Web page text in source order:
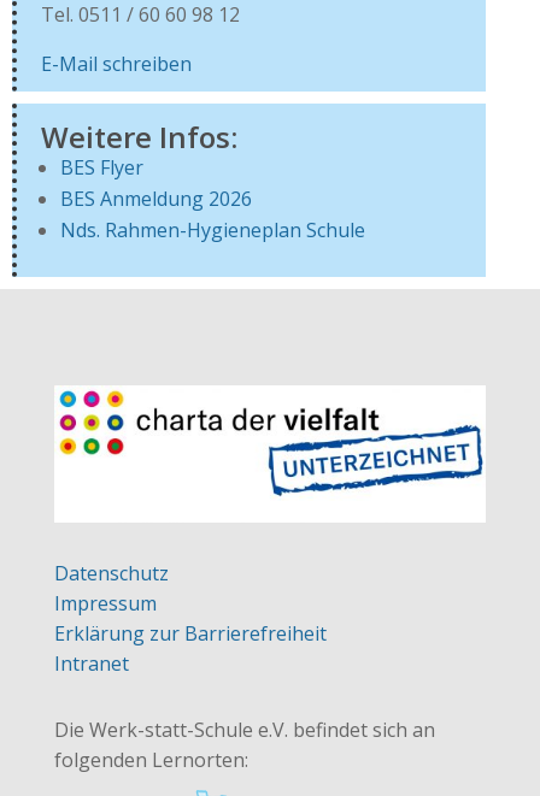
Tel. 0511 / 60 60 98 12
E-Mail schreiben
Weitere Infos:
BES Flyer
BES Anmeldung 2026
Nds. Rahmen-Hygieneplan Schule
Datenschutz
Impressum
Erklärung zur Barrierefreiheit
Intranet
Die Werk-statt-Schule e.V. befindet sich an
folgenden Lernorten: